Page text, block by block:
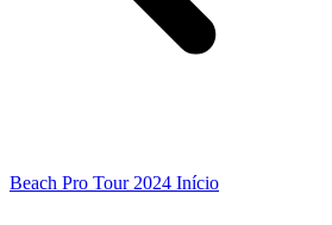
Beach Pro Tour 2024 Início